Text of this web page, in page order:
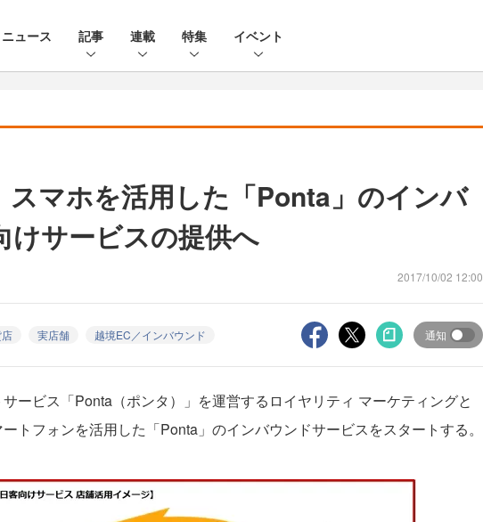
ニュース 記事 連載 特集 イベント
スマホを活用した「Ponta」のインバ
けサービスの提供へ
2017/10/02 12:00
実店舗 越境EC／インバウンド 通知
ービス「Ponta（ポンタ）」を運営するロイヤリティ マーケティングと
トフォンを活用した「Ponta」のインバウンドサービスをスタートする。